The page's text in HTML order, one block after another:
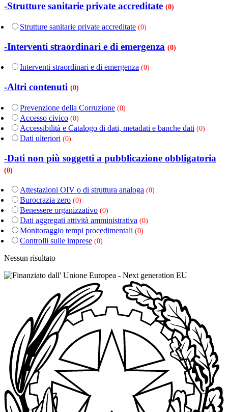
-Strutture sanitarie private accreditate (0)
Strutture sanitarie private accreditate (0)
-Interventi straordinari e di emergenza (0)
Interventi straordinari e di emergenza (0)
-Altri contenuti (0)
Prevenzione della Corruzione (0)
Accesso civico (0)
Accessibilità e Catalogo di dati, metadati e banche dati (0)
Dati ulteriori (0)
-Dati non più soggetti a pubblicazione obbligatoria
(0)
Attestazioni OIV o di struttura analoga (0)
Burocrazia zero (0)
Benessere organizzativo (0)
Dati aggregati attività amministrativa (0)
Monitoraggio tempi procedimentali (0)
Controlli sulle imprese (0)
Nessun risultato